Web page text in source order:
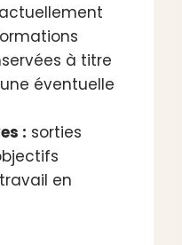
actuellement
à titre
éventuelle
: sorties
en